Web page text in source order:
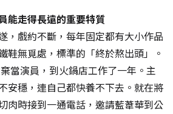
能走得長遠的重要特質
，戲約不斷，每年固定都有大小作品
鞋無覓處，標準的「終於熬出頭」。
當演員，到火鍋店工作了一年。主
安穩，連自己都快養不下去。就在將
肉時接到一通電話，邀請藍葦華到公